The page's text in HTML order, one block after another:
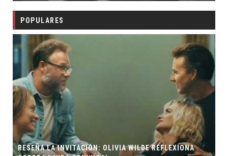
POPULARES
RESEÑA LA INVITACIÓN: OLIVIA WILDE REFLEXIONA